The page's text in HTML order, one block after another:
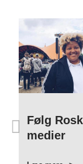
Følg
medier